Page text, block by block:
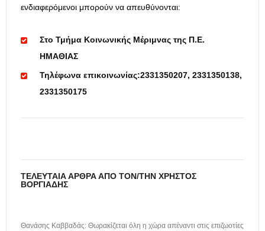
ενδιαφερόμενοι μπορούν να απευθύνονται:
Στο Τμήμα Κοινωνικής Μέριμνας της Π.Ε.
ΗΜΑΘΙΑΣ
Τηλέφωνα επικοινωνίας:2331350207, 2331350138,
2331350175
ΤΕΛΕΥΤΑΊΑ ΆΡΘΡΑ ΑΠΌ ΤΟΝ/ΤΗΝ ΧΡΉΣΤΟΣ
ΒΟΡΓΙΆΔΗΣ
Θανάσης Καββαδάς: Θωρακίζεται όλη η χώρα απέναντι στις επιζωοτίες